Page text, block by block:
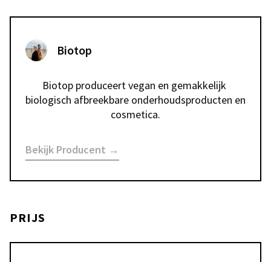
Biotop
Biotop produceert vegan en gemakkelijk
biologisch afbreekbare onderhoudsproducten en
cosmetica.
Bekijk Producent →
PRIJS